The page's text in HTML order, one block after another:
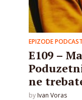
EPIZODE
E109 –
ne
by Ivan Voras